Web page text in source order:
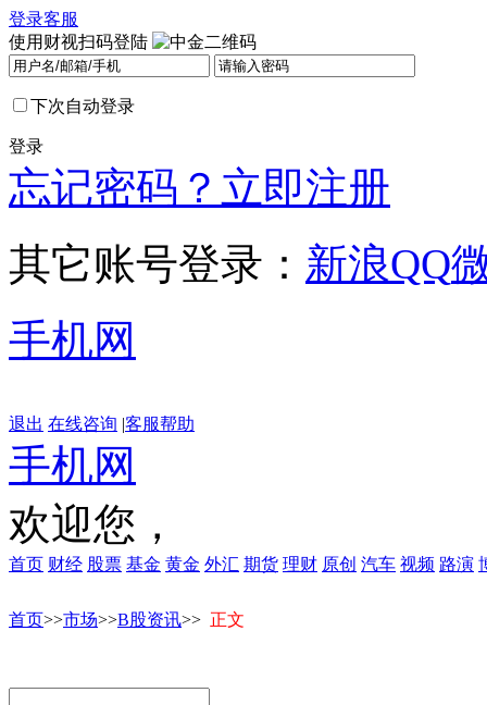
登录客服
使用财视扫码登陆
下次自动登录
登录
忘记密码？ 立即注册
其它账号登录： 新浪QQ
手机网
退出 在线咨询 |客服帮助
手机网
欢迎您，
首页 财经 股票 基金 黄金 外汇 期货 理财 原创 汽车 视频 路演
首页>>市场>>B股资讯>> 正文